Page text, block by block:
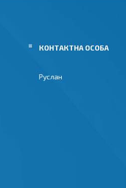
Руслан